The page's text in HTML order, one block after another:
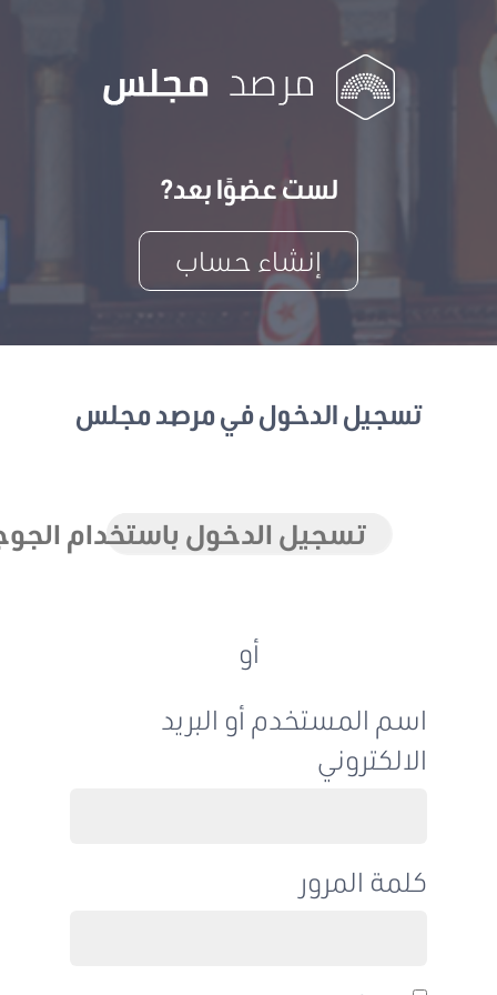
لست عضوًا بعد?
إنشاء حساب
تسجيل الدخول في مرصد مجلس
تسجيل الدخول باستخدام الجوجل
اسم المستخدم أو البريد
الالكتروني
كلمة المرور